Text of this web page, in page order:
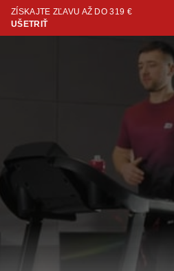
ZÍSKAJTE ZĽAVU AŽ DO 319 €
UŠETRIŤ